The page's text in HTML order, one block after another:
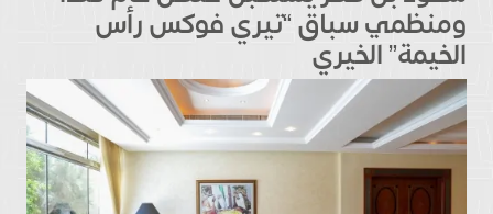
ومنظمي سباق “تيري فوكس رأس
الخيمة” الخيري